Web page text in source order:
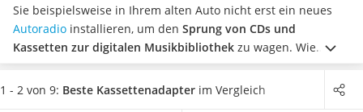
Gaming-PC
Soundbar
17-Zoll-Laptop
Satellitenschüssel
Gaming-Headset
Sie beispielsweise in Ihrem alten Auto nicht erst ein neues
Autoradio installieren, um den Sprung von CDs und
Kassetten zur digitalen Musikbibliothek zu wagen. Wie
diverse Tests im Internet bestätigen, sindKassettenadapter
ideal geeignet, um neue und alte Technikelemente
1 - 2 von 9: Beste Kassettenadapter im Vergleich